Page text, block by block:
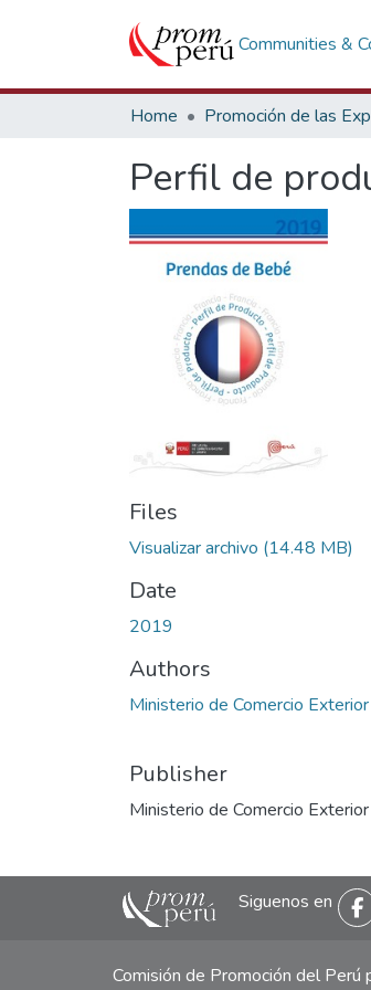
Communities &
Home
Perfil de
Files
Visualizar archivo (14.48 MB)
Date
2019
Authors
Ministerio de Comercio
Publisher
Ministerio de Comercio
Siguenos en
Comisión de Promoción del